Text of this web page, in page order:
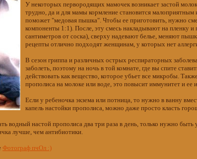
У некоторых первородящих мамочек возникает застой
трудно, да и для мамы кормление становится
поможет "медовая пышка". Чтобы ее приготовить, нужно
компоненты 1:1). После, эту смесь накладывают на пленку
сантиметров от соска), сверху надевают белье, меняют
рецепты отлично подходят женщинам, у которых нет
В сезон гриппа и различных острых респираторных
заболеть, поэтому на ночь в той комнате, где вы спите
действовать как вещество, которое убьет все микробы.
прополиса на молоке или воде, это повысит иммунитет и ее
Если у ребеночка экзема или потница, то нужно в ванну
капель настойки прополиса, можно даже просто класть
водный настой прополиса два три раза в день, только нужно быть
лучше, чем антибиотики.
Фотограф пчОл :)